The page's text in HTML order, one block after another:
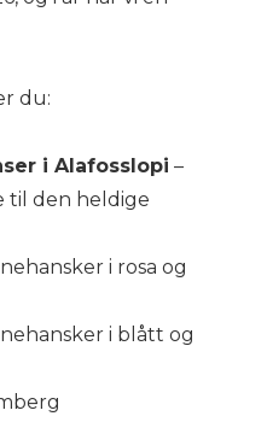
du:
i Alafosslopi –
til den heldige
i rosa og
i blått og